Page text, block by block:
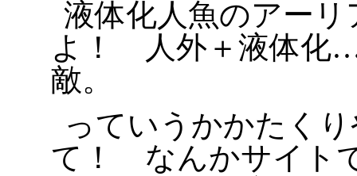
液体化人魚のアー
よ！ 人外＋液体化
敵。
っていうかかたく
て！ なんかサイト